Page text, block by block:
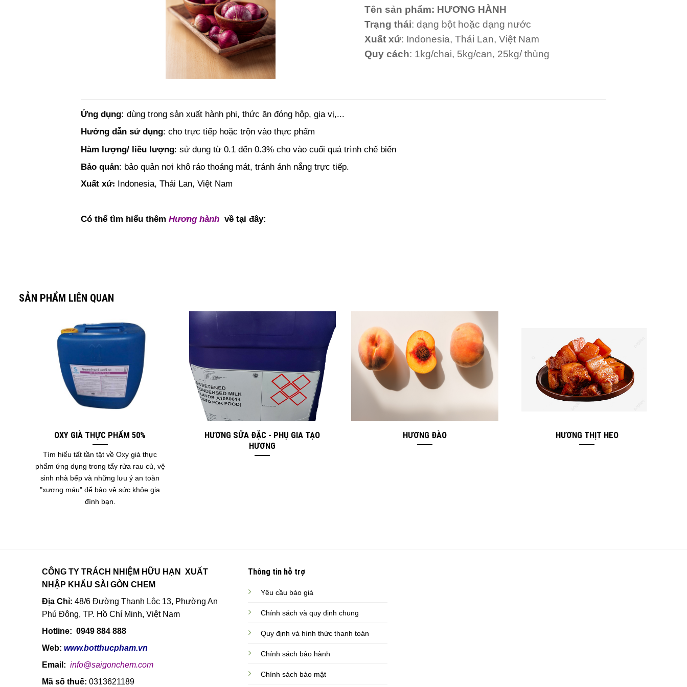
Tên sản phẩm: HƯƠNG HÀNH
Trạng thái: dạng bột hoặc dạng nước
Xuất xứ: Indonesia, Thái Lan, Việt Nam
Quy cách: 1kg/chai, 5kg/can, 25kg/ thùng
Ứng dụng: dùng trong sản xuất hành phi, thức ăn đóng hộp, gia vị,...
Hướng dẫn sử dụng: cho trực tiếp hoặc trộn vào thực phẩm
Hàm lượng/ liều lượng: sử dụng từ 0.1 đến 0.3% cho vào cuối quá trình chế biến
Bảo quản: bảo quản nơi khô ráo thoáng mát, tránh ánh nắng trực tiếp.
Xuất xứ: Indonesia, Thái Lan, Việt Nam
Có thể tìm hiểu thêm Hương hành về tại đây:
SẢN PHẨM LIÊN QUAN
OXY GIÀ THỰC PHẨM 50%
Tìm hiểu tất tần tật về Oxy già thực
phẩm ứng dụng trong tẩy rửa rau củ, vệ
sinh nhà bếp và những lưu ý an toàn
"xương máu" để bảo vệ sức khỏe gia
đình bạn.
HƯƠNG SỮA ĐẶC - PHỤ GIA TẠO
HƯƠNG
HƯƠNG ĐÀO HƯƠNG THỊT HEO
CÔNG TY TRÁCH NHIỆM HỮU HẠN XUẤT
NHẬP KHẨU SÀI GÒN CHEM
Địa Chỉ: 48/6 Đường Thạnh Lộc 13, Phường An
Phú Đông, TP. Hồ Chí Minh, Việt Nam
Hotline: 0949 884 888
Web: www.botthucpham.vn
Email: info@saigonchem.com
Mã số thuế: 0313621189
Thông tin hỗ trợ
Yêu cầu báo giá
Chính sách và quy định chung
Quy định và hình thức thanh toán
Chính sách bảo hành
Chính sách bảo mật